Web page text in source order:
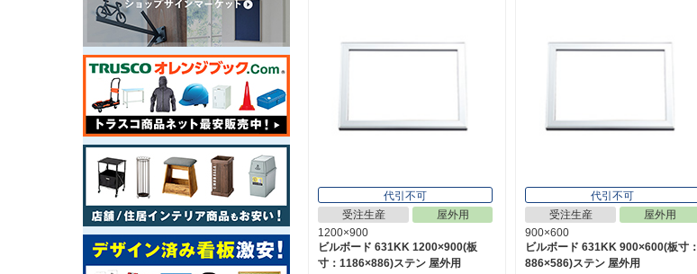
代引不可
受注生産
屋外用
1200×900
ビルボード 631KK 1200×900(板
寸：1186×886)ステン 屋外用
代引不可
受注生産
屋外用
900×600
ビルボード 631KK 900×600(板寸：
886×586)ステン 屋外用